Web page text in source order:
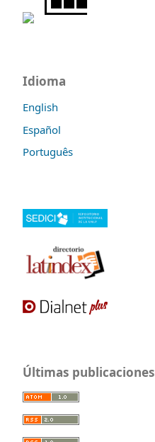
Idioma
English
Español
Português
Últimas publicaciones